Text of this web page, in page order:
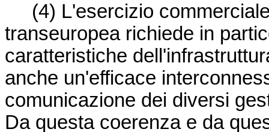
(4) L'esercizio
transeuropea richiede in
caratteristiche
anche un'efficace
comunicazione dei diversi
Da questa coerenza e da